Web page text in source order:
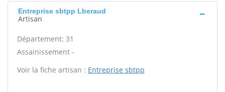
Entreprise sbtpp Lberaud
Artisan
Département: 31
Assainissement -
Voir la fiche artisan : Entreprise sbtpp